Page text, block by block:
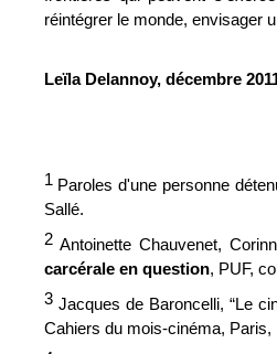
réintégrer le monde, envisager
Leïla Delannoy, décembre
1 Paroles d'une personne
Sallé.
2 Antoinette Chauvenet,
carcérale en question, PUF,
3 Jacques de Baroncelli, “Le
Cahiers du mois-cinéma, Paris,